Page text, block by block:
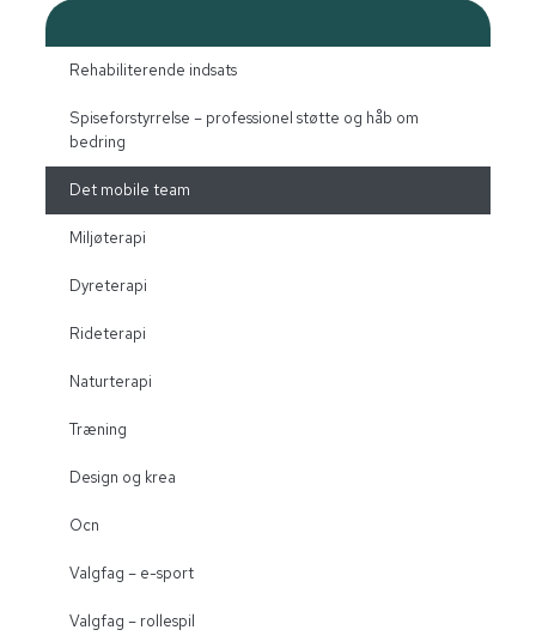
Rehabiliterende indsats
Spiseforstyrrelse – professionel støtte og håb om
bedring
Det mobile team
Miljøterapi
Dyreterapi
Rideterapi
Naturterapi
Træning
Design og krea
Ocn
Valgfag – e-sport
Valgfag – rollespil